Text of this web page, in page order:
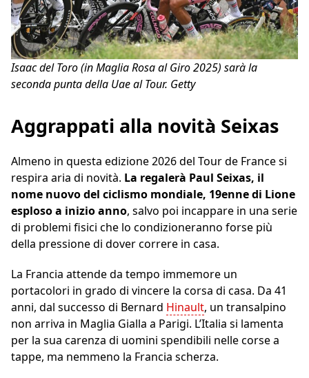
Isaac del Toro (in Maglia Rosa al Giro 2025) sarà la
seconda punta della Uae al Tour. Getty
Aggrappati alla novità Seixas
Almeno in questa edizione 2026 del Tour de France si
respira aria di novità. La regalerà Paul Seixas, il
nome nuovo del ciclismo mondiale, 19enne di Lione
esploso a inizio anno, salvo poi incappare in una serie
di problemi fisici che lo condizioneranno forse più
della pressione di dover correre in casa.
La Francia attende da tempo immemore un
portacolori in grado di vincere la corsa di casa. Da 41
anni, dal successo di Bernard Hinault, un transalpino
non arriva in Maglia Gialla a Parigi. L’Italia si lamenta
per la sua carenza di uomini spendibili nelle corse a
tappe, ma nemmeno la Francia scherza.